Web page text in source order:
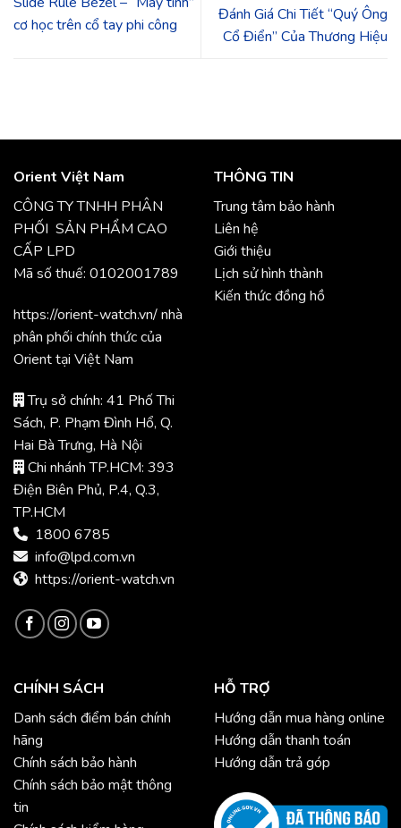
cơ học trên cổ tay phi công
Đánh Giá Chi Tiết “Quý Ông
Cổ Điển” Của Thương Hiệu
Orient Việt Nam
CÔNG TY TNHH PHÂN
PHỐI SẢN PHẨM CAO
CẤP LPD
Mã số thuế: 0102001789
https://orient-watch.vn/ nhà
phân phối chính thức của
Orient tại Việt Nam
Trụ sở chính: 41 Phố Thi
Sách, P. Phạm Đình Hổ, Q.
Hai Bà Trưng, Hà Nội
Chi nhánh TP.HCM: 393
Điện Biên Phủ, P.4, Q.3,
TP.HCM
1800 6785
info@lpd.com.vn
https://orient-watch.vn
THÔNG TIN
Trung tâm bảo hành
Liên hệ
Giới thiệu
Lịch sử hình thành
Kiến thức đồng hồ
CHÍNH SÁCH
Danh sách điểm bán chính
hãng
Chính sách bảo hành
Chính sách bảo mật thông
tin
HỖ TRỢ
Hướng dẫn mua hàng online
Hướng dẫn thanh toán
Hướng dẫn trả góp